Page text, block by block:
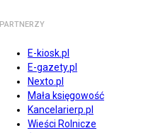
PARTNERZY
E-kiosk.pl
E-gazety.pl
Nexto.pl
Mała księgowość
Kancelarierp.pl
Wieści Rolnicze